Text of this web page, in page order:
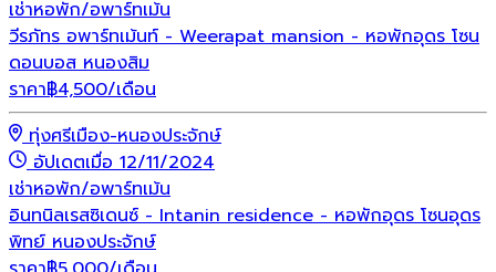
เช่าหอพัก/อพาร์ทเม้น
วีรภัทร อพาร์ทเม้นท์ - Weerapat mansion - หอพักอุดร โซน
ดอนบอส หนองสิม
ราคา฿4,500/เดือน
ทุ่งศรีเมือง-หนองประจักษ์
อัปเดตเมื่อ 12/11/2024
เช่าหอพัก/อพาร์ทเม้น
อินทนิลเรสซิเดนซ์ - Intanin residence - หอพักอุดร โซนอุดร
พิทย์ หนองประจักษ์